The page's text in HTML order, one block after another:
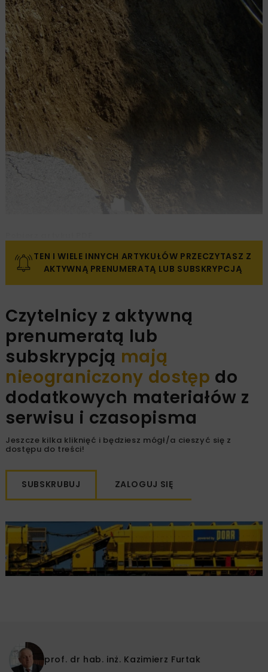
TEN I WIELE INNYCH ARTYKUŁÓW PRZECZYTASZ Z
AKTYWNĄ PRENUMERATĄ LUB SUBSKRYPCJĄ
Czytelnicy z aktywną
prenumeratą lub
subskrypcją mają
nieograniczony dostęp do
dodatkowych materiałów z
serwisu i czasopisma
Jeszcze kilka kliknięć i będziesz mógł/a cieszyć się z
dostępu do treści!
SUBSKRUBUJ ZALOGUJ SIĘ
prof. dr hab. inż. Kazimierz Furtak